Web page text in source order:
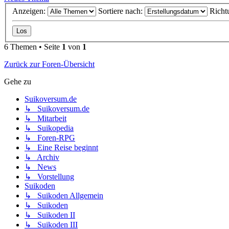
Anzeigen:
Sortiere nach:
6 Themen • Seite 1 von 1
Zurück zur Foren-Übersicht
Gehe zu
Suikoversum.de
↳ Suikoversum.de
↳ Mitarbeit
↳ Suikopedia
↳ Foren-RPG
↳ Eine Reise beginnt
↳ Archiv
↳ News
↳ Vorstellung
Suikoden
↳ Suikoden Allgemein
↳ Suikoden
↳ Suikoden II
↳ Suikoden III